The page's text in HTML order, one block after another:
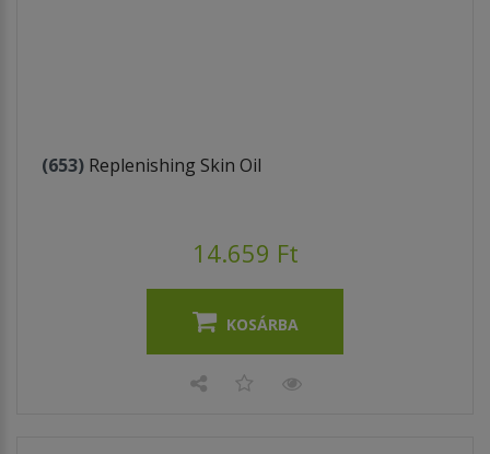
(653) Replenishing Skin Oil
14.659 Ft
KOSÁRBA